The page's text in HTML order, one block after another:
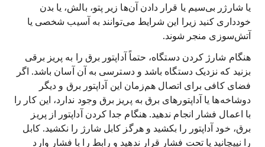
یا شارژر بی‌سیم یا قرار دادن آن‌ها زیر پتو، بالش، یا بدن
خودداری کنید زیرا این شرایط می‌توانند به آسیب شخصی یا
آتش‌سوزی منجر شوند.
هنگام شارژ کردن دستگاه، حتماً آداپتور برق را به پریز برقی
بزنید که نزدیک دستگاه باشد و دسترسی به آن آسان باشد. اگر
فضای کافی برای اتصال هم‌زمان این آداپتور برق و دیگر
دوشاخه‌ها یا آداپتورهای برق به پریز برق وجود ندارد، این کار را
با اعمال فشار انجام ندهید. هنگام جدا کردن آداپتور از پریز
برق، خود آداپتور را بکشید و هرگز کابل شارژ را نکشید. کابل
را نپیچانید یا تحت فشار قرار ندهید و رابط را با فشار وارد